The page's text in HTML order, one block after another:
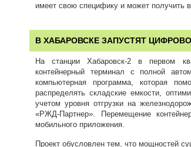
имеет свою специфику и может получить
В ХАБАРОВСКЕ ЗАПУСТЯТ
На станции Хабаровск-2 в первом
контейнерный терминал с полной
компьютерная программа, которая
распределять складские емкости,
учетом уровня отгрузки на
«РЖД-Партнер». Перемещение
мобильного приложения.
Проект обусловлен тем, что мощностей